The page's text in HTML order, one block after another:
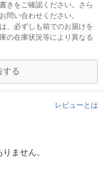
きをご確認ください。さら
問い合わせください。
、必ずしも箱でのお届けを
の在庫状況等により異なる
する
レビューとは
ません。